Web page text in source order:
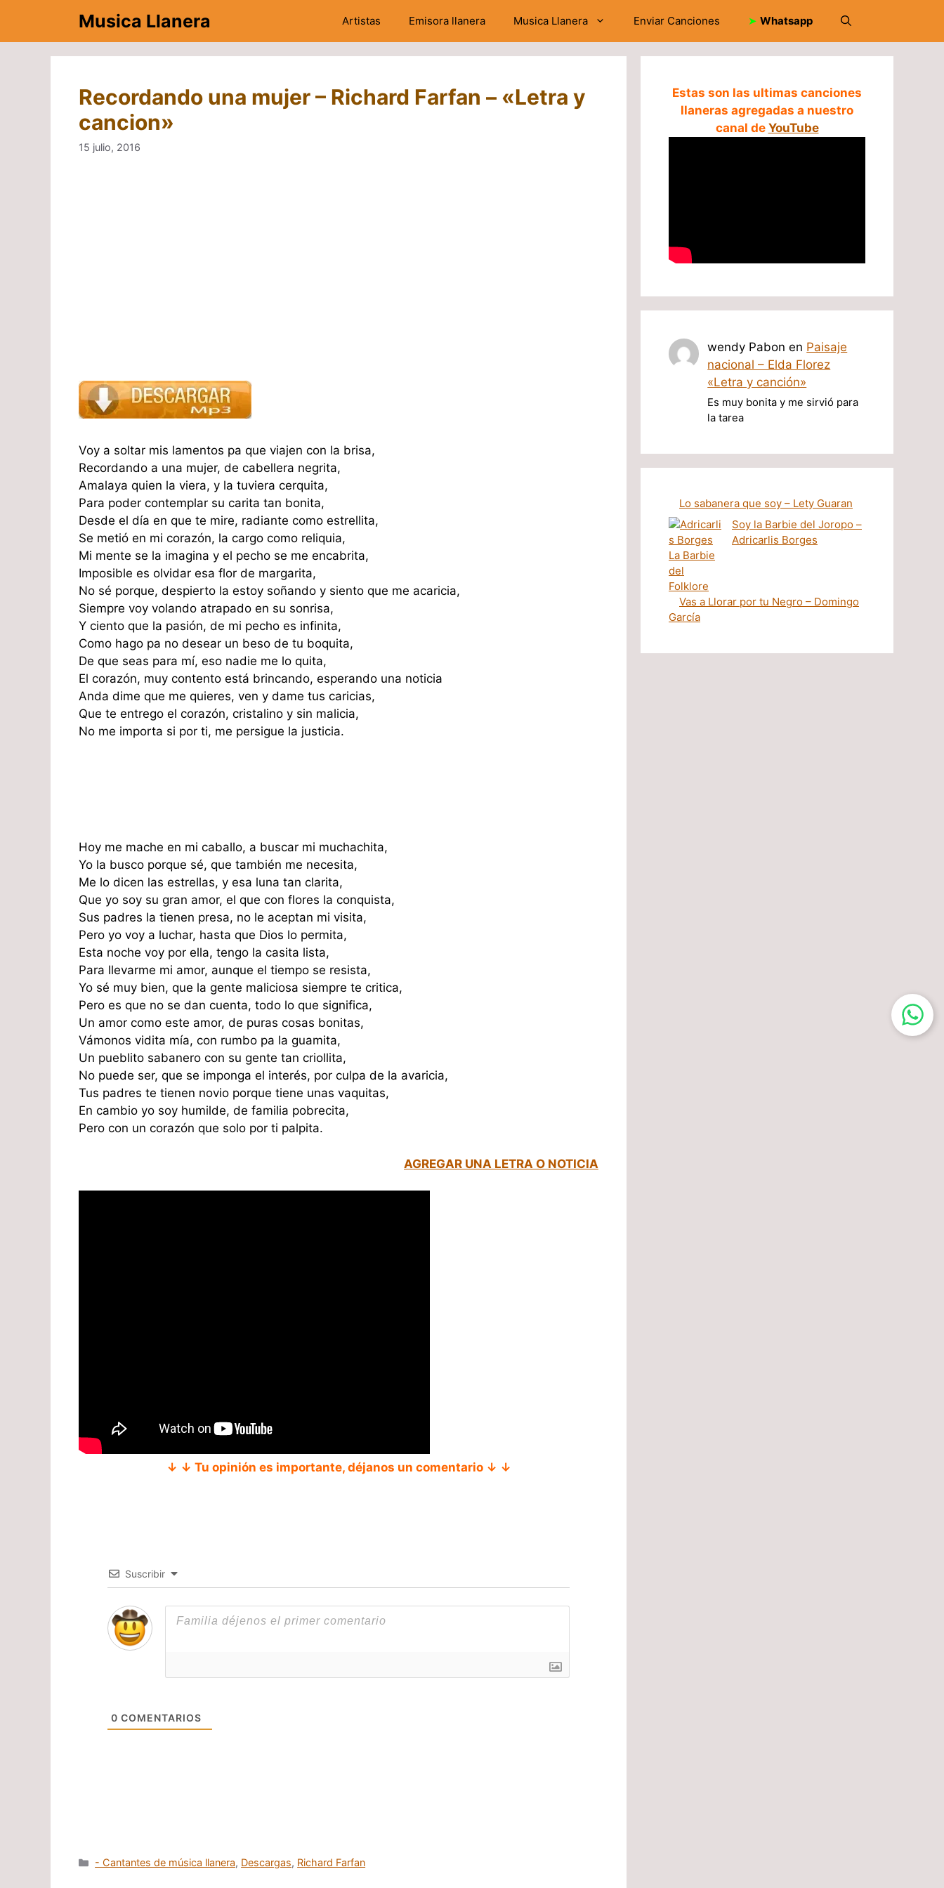
contenido
Musica Llanera Artistas Emisora llanera Musica Llanera Enviar Canciones ➤ Whatsapp
Recordando una mujer – Richard Farfan – «Letra y
cancion»
15 julio, 2016
Voy a soltar mis lamentos pa que viajen con la brisa,
Recordando a una mujer, de cabellera negrita,
Amalaya quien la viera, y la tuviera cerquita,
Para poder contemplar su carita tan bonita,
Desde el día en que te mire, radiante como estrellita,
Se metió en mi corazón, la cargo como reliquia,
Mi mente se la imagina y el pecho se me encabrita,
Imposible es olvidar esa flor de margarita,
No sé porque, despierto la estoy soñando y siento que me acaricia,
Siempre voy volando atrapado en su sonrisa,
Y ciento que la pasión, de mi pecho es infinita,
Como hago pa no desear un beso de tu boquita,
De que seas para mí, eso nadie me lo quita,
El corazón, muy contento está brincando, esperando una noticia
Anda dime que me quieres, ven y dame tus caricias,
Que te entrego el corazón, cristalino y sin malicia,
No me importa si por ti, me persigue la justicia.
Hoy me mache en mi caballo, a buscar mi muchachita,
Yo la busco porque sé, que también me necesita,
Me lo dicen las estrellas, y esa luna tan clarita,
Que yo soy su gran amor, el que con flores la conquista,
Sus padres la tienen presa, no le aceptan mi visita,
Pero yo voy a luchar, hasta que Dios lo permita,
Esta noche voy por ella, tengo la casita lista,
Para llevarme mi amor, aunque el tiempo se resista,
Yo sé muy bien, que la gente maliciosa siempre te critica,
Pero es que no se dan cuenta, todo lo que significa,
Un amor como este amor, de puras cosas bonitas,
Vámonos vidita mía, con rumbo pa la guamita,
Un pueblito sabanero con su gente tan criollita,
No puede ser, que se imponga el interés, por culpa de la avaricia,
Tus padres te tienen novio porque tiene unas vaquitas,
En cambio yo soy humilde, de familia pobrecita,
Pero con un corazón que solo por ti palpita.
AGREGAR UNA LETRA O NOTICIA
↓ ↓ Tu opinión es importante, déjanos un comentario ↓ ↓
Suscribir
0 COMENTARIOS
Categorías
- Cantantes de música llanera, Descargas, Richard Farfan
Estas son las ultimas canciones
llaneras agregadas a nuestro
canal de YouTube
wendy Pabon en Paisaje
nacional – Elda Florez
«Letra y canción»
Es muy bonita y me sirvió para
la tarea
Lo sabanera que soy – Lety Guaran
Soy la Barbie del Joropo –
Adricarlis Borges
Vas a Llorar por tu Negro – Domingo
García